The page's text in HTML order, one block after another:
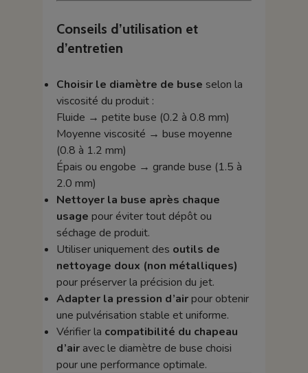
Conseils d’utilisation et
d’entretien
Choisir le diamètre de buse selon la
viscosité du produit :
Fluide → petite buse (0.2 à 0.8 mm)
Moyenne viscosité → buse moyenne
(0.8 à 1.2 mm)
Épais ou engobe → grande buse (1.5 à
2.0 mm)
Nettoyer la buse après chaque
usage pour éviter tout dépôt ou
séchage de produit.
Utiliser uniquement des outils de
nettoyage doux (non métalliques)
pour préserver la précision du jet.
Adapter la pression d’airpour obtenir
une pulvérisation stable et uniforme.
Vérifier la compatibilité du chapeau
d’airavec le diamètre de buse choisi
pour une performance optimale.